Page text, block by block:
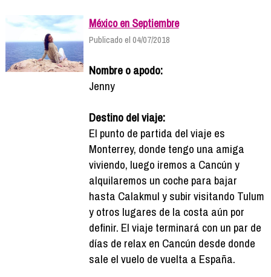
México en Septiembre
Publicado el 04/07/2018
Nombre o apodo:
Jenny
Destino del viaje:
El punto de partida del viaje es
Monterrey, donde tengo una amiga
viviendo, luego iremos a Cancún y
alquilaremos un coche para bajar
hasta Calakmul y subir visitando Tulum
y otros lugares de la costa aún por
definir. El viaje terminará con un par de
días de relax en Cancún desde donde
sale el vuelo de vuelta a España.